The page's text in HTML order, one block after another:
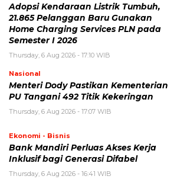
Adopsi Kendaraan Listrik Tumbuh,
21.865 Pelanggan Baru Gunakan
Home Charging Services PLN pada
Semester I 2026
Thursday, 6 Aug 2026 - 17:10 WIB
Nasional
Menteri Dody Pastikan Kementerian
PU Tangani 492 Titik Kekeringan
Thursday, 6 Aug 2026 - 17:07 WIB
Ekonomi - Bisnis
Bank Mandiri Perluas Akses Kerja
Inklusif bagi Generasi Difabel
Thursday, 6 Aug 2026 - 16:41 WIB